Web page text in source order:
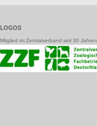
LOGOS
Mitglied im Zentralverband seit 30 Jahren